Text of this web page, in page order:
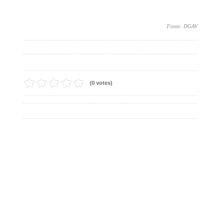
Fonte: DGAV
(0 votes)